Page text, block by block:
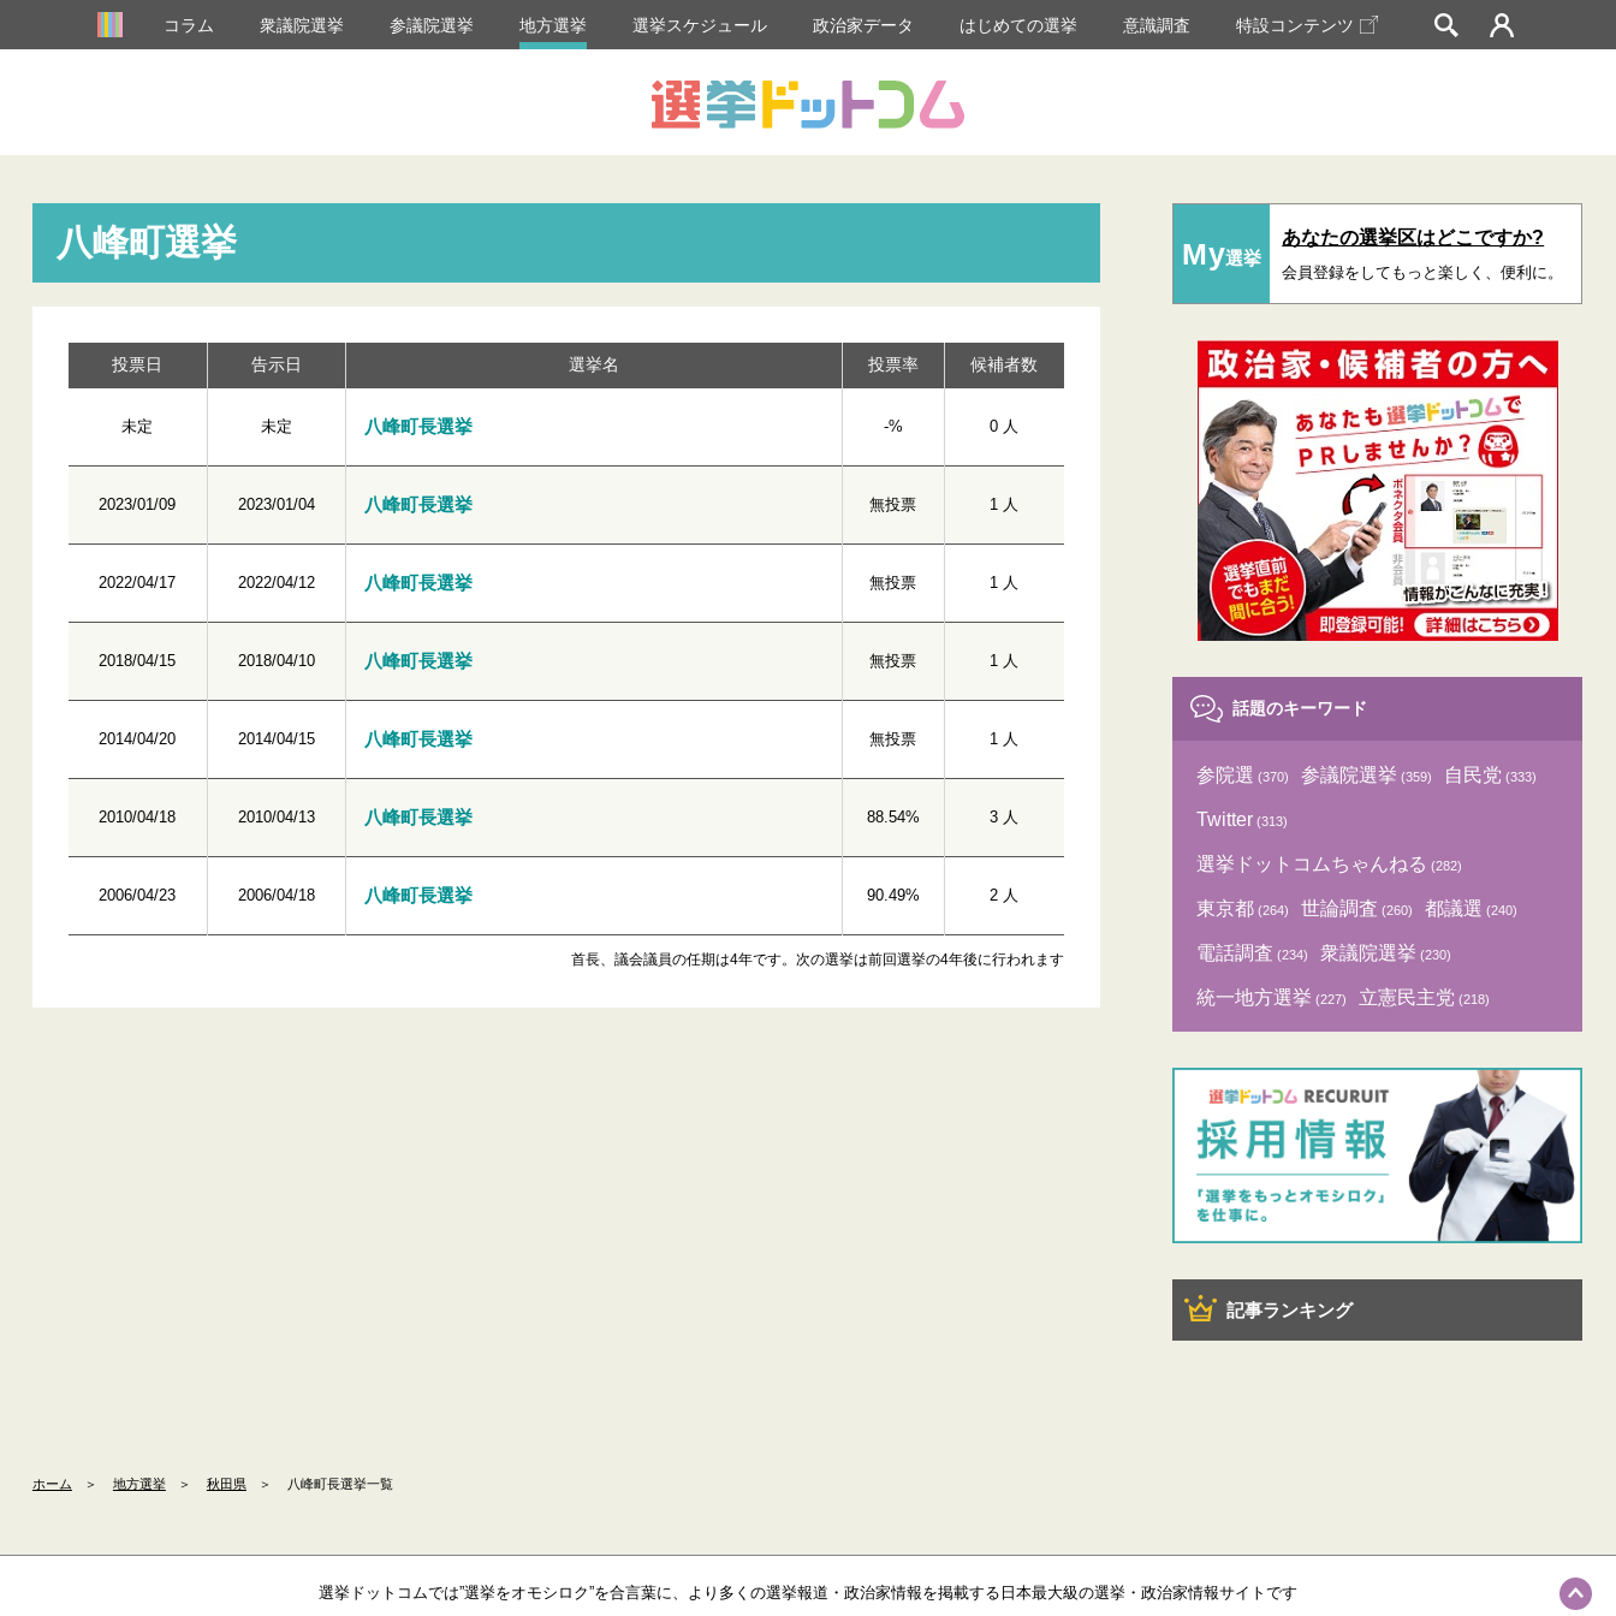
コラム 衆議院選挙 参議院選挙 地方選挙 選挙スケジュール 政治家データ はじめての選挙 意識調査 特設コンテンツ
八峰町選挙
投票日 告示日 選挙名 投票率 候補者数
未定 未定 八峰町長選挙 -% 0 人
2023/01/09 2023/01/04 八峰町長選挙 無投票 1 人
2022/04/17 2022/04/12 八峰町長選挙 無投票 1 人
2018/04/15 2018/04/10 八峰町長選挙 無投票 1 人
2014/04/20 2014/04/15 八峰町長選挙 無投票 1 人
2010/04/18 2010/04/13 八峰町長選挙 88.54% 3 人
2006/04/23 2006/04/18 八峰町長選挙 90.49% 2 人
首長、議会議員の任期は4年です。次の選挙は前回選挙の4年後に行われます
My選挙
あなたの選挙区はどこですか?
会員登録をしてもっと楽しく、便利に。
話題のキーワード
参院選 (370) 参議院選挙 (359) 自民党 (333)
Twitter (313)
選挙ドットコムちゃんねる (282)
東京都 (264) 世論調査 (260) 都議選 (240)
電話調査 (234) 衆議院選挙 (230)
統一地方選挙 (227) 立憲民主党 (218)
記事ランキング
ホーム ＞ 地方選挙 ＞ 秋田県 ＞ 八峰町長選挙一覧
選挙ドットコムでは”選挙をオモシロク”を合言葉に、より多くの選挙報道・政治家情報を掲載する日本最大級の選挙・政治家情報サイトです